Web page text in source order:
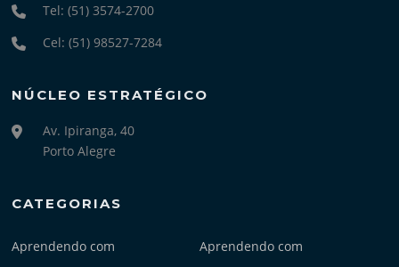
Tel: (51) 3574-2700
Cel: (51) 98527-7284
NÚCLEO ESTRATÉGICO
Av. Ipiranga, 40
Porto Alegre
CATEGORIAS
Aprendendo com
Aprendendo com